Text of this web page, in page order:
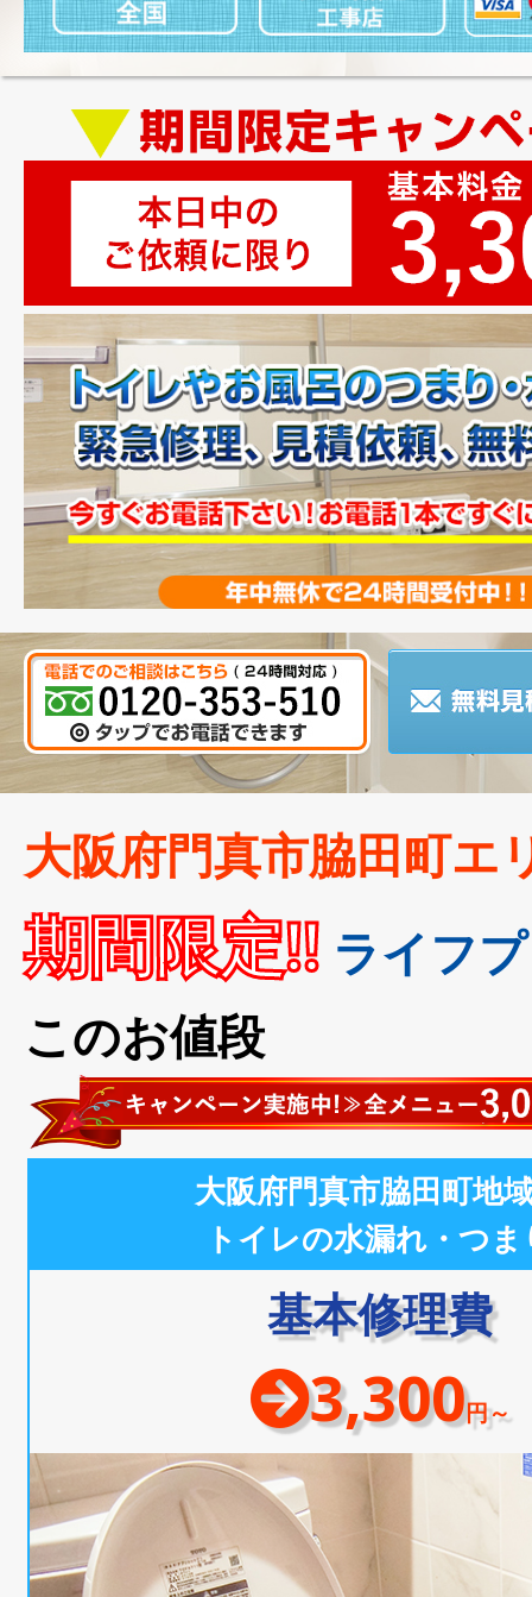
大阪府門真市脇田町エ
期間限定!! ライフ
このお値段
大阪府門真市脇田町地
トイレの水漏れ・つま
基本修理費
3,300円～